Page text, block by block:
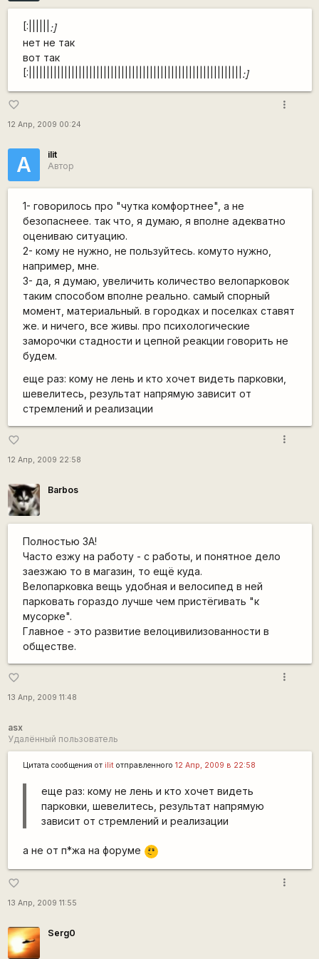
[:|||||| :]
нет не так
вот так
[:|||||||||||||||||||||||||||||||||||||||||||||||||||||||||||| :]
favorite_border
12 Апр, 2009 00:24
more_vert
А
ilit
Автор
1- говорилось про "чутка комфортнее", а не
безопаснеее. так что, я думаю, я вполне адекватно
оцениваю ситуацию.
2- кому не нужно, не пользуйтесь. комуто нужно,
например, мне.
3- да, я думаю, увеличить количество велопарковок
таким способом вполне реально. самый спорный
момент, материальный. в городках и поселках ставят
же. и ничего, все живы. про психологические
заморочки стадности и цепной реакции говорить не
будем.
еще раз: кому не лень и кто хочет видеть парковки,
шевелитесь, результат напрямую зависит от
стремлений и реализации
favorite_border
12 Апр, 2009 22:58
more_vert
Barbos
Полностью ЗА!
Часто езжу на работу - с работы, и понятное дело
заезжаю то в магазин, то ещё куда.
Велопарковка вещь удобная и велосипед в ней
парковать гораздо лучше чем пристёгивать "к
мусорке".
Главное - это развитие велоцивилизованности в
обществе.
favorite_border
13 Апр, 2009 11:48
more_vert
asx
Удалённый пользователь
Цитата сообщения от ilitотправленного 12 Апр, 2009 в 22:58
еще раз: кому не лень и кто хочет видеть
парковки, шевелитесь, результат напрямую
зависит от стремлений и реализации
а не от п*жа на форуме
\m
/
favorite_border
13 Апр, 2009 11:55
more_vert
Serg0